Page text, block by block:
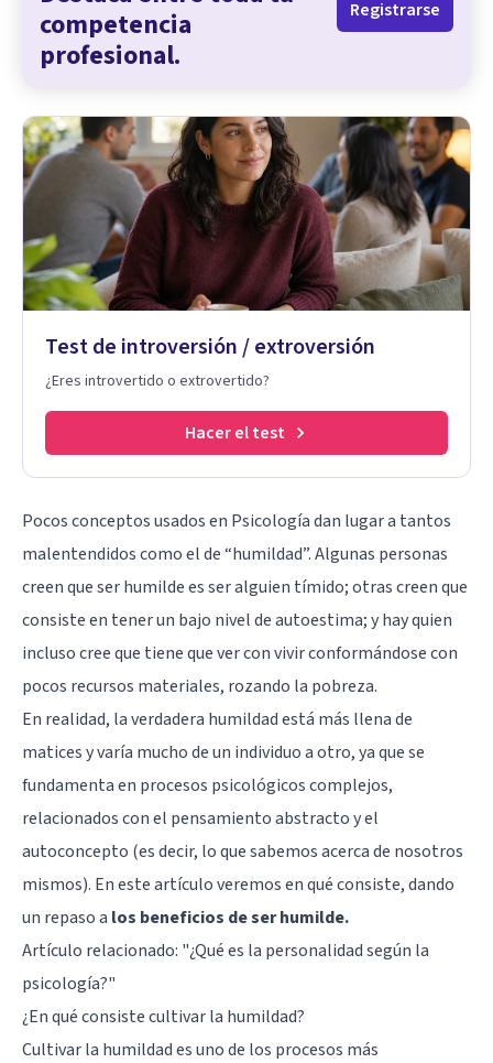
competencia
profesional.
Registrarse
Test de introversión / extroversión
¿Eres introvertido o extrovertido?
Hacer el test
Pocos conceptos usados en Psicología dan lugar a tantos
malentendidos como el de “humildad”. Algunas personas
creen que ser humilde es ser alguien tímido; otras creen que
consiste en tener un bajo nivel de autoestima; y hay quien
incluso cree que tiene que ver con vivir conformándose con
pocos recursos materiales, rozando la pobreza.
En realidad, la verdadera humildad está más llena de
matices y varía mucho de un individuo a otro, ya que se
fundamenta en procesos psicológicos complejos,
relacionados con el pensamiento abstracto y el
autoconcepto (es decir, lo que sabemos acerca de nosotros
mismos). En este artículo veremos en qué consiste, dando
un repaso a los beneficios de ser humilde.
Artículo relacionado: "¿Qué es la personalidad según la
psicología?"
¿En qué consiste cultivar la humildad?
Cultivar la humildad es uno de los procesos más